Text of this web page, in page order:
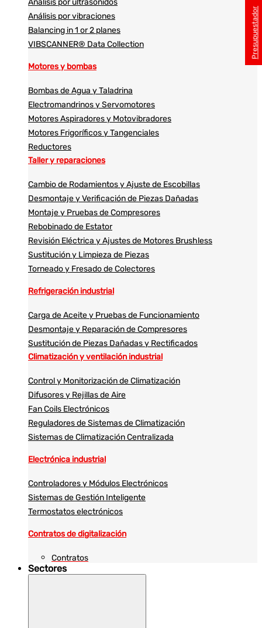
Análisis por ultrasonidos​​
Análisis por vibraciones
Balancing in 1 or 2 planes
VIBSCANNER® Data Collection
Motores y bombas
Bombas de Agua y Taladrina
Electromandrinos y Servomotores
Motores Aspiradores y Motovibradores
Motores Frigoríficos y Tangenciales
Reductores
Taller y reparaciones
Cambio de Rodamientos y Ajuste de Escobillas
Desmontaje y Verificación de Piezas Dañadas
Montaje y Pruebas de Compresores
Rebobinado de Estator
Revisión Eléctrica y Ajustes de Motores Brushless
Sustitución y Limpieza de Piezas
Torneado y Fresado de Colectores
Refrigeración industrial
Carga de Aceite y Pruebas de Funcionamiento
Desmontaje y Reparación de Compresores
Sustitución de Piezas Dañadas y Rectificados
Climatización y ventilación industrial
Control y Monitorización de Climatización
Difusores y Rejillas de Aire
Fan Coils Electrónicos
Reguladores de Sistemas de Climatización
Sistemas de Climatización Centralizada
Electrónica industrial
Controladores y Módulos Electrónicos
Sistemas de Gestión Inteligente
Termostatos electrónicos
Contratos de digitalización
Contratos
Sectores
Presupuestador